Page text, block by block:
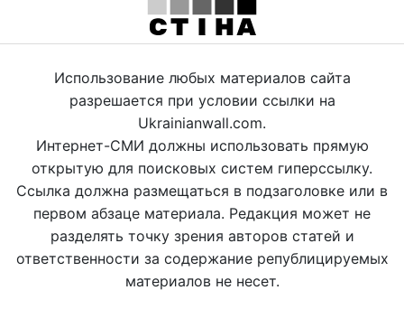
Использование любых материалов сайта
разрешается при условии ссылки на
Ukrainianwall.com.
Интернет-СМИ должны использовать прямую
открытую для поисковых систем гиперссылку.
Ссылка должна размещаться в подзаголовке или в
первом абзаце материала. Редакция может не
разделять точку зрения авторов статей и
ответственности за содержание републицируемых
материалов не несет.